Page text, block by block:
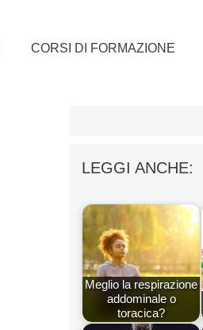
CORSI DI FORMAZIONE
LEGGI ANCHE:
Meglio la respirazione
addominale o
toracica?